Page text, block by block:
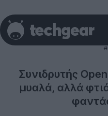
Συνιδρυτής
μυαλά, αλλά